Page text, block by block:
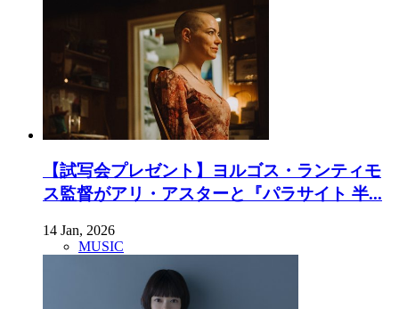
【試写会プレゼント】ヨルゴス・ランティモ
ス監督がアリ・アスターと『パラサイト 半...
14 Jan, 2026
MUSIC